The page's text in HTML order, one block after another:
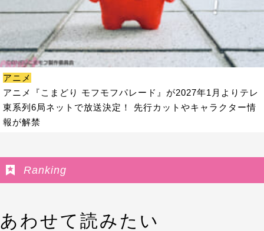
アニメ
アニメ『こまどり モフモフパレード』が2027年1月よりテレ
東系列6局ネットで放送決定！ 先行カットやキャラクター情
報が解禁
Ranking
あわせて読みたい